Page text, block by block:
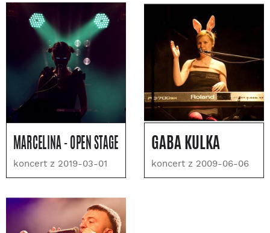
MARCELINA - OPEN STAGE
koncert z 2019-03-01
GABA KULKA
koncert z 2009-06-06